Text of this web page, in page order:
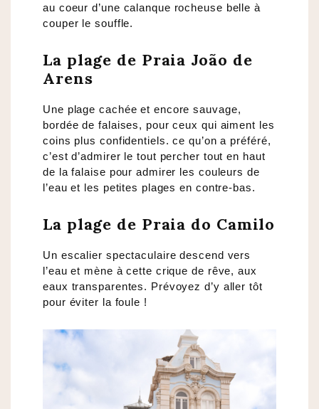
au coeur d’une calanque rocheuse belle à
couper le souffle.
La plage de Praia João de
Arens
Une plage cachée et encore sauvage,
bordée de falaises, pour ceux qui aiment les
coins plus confidentiels. ce qu’on a préféré,
c’est d’admirer le tout percher tout en haut
de la falaise pour admirer les couleurs de
l’eau et les petites plages en contre-bas.
La plage de Praia do Camilo
Un escalier spectaculaire descend vers
l’eau et mène à cette crique de rêve, aux
eaux transparentes. Prévoyez d’y aller tôt
pour éviter la foule !